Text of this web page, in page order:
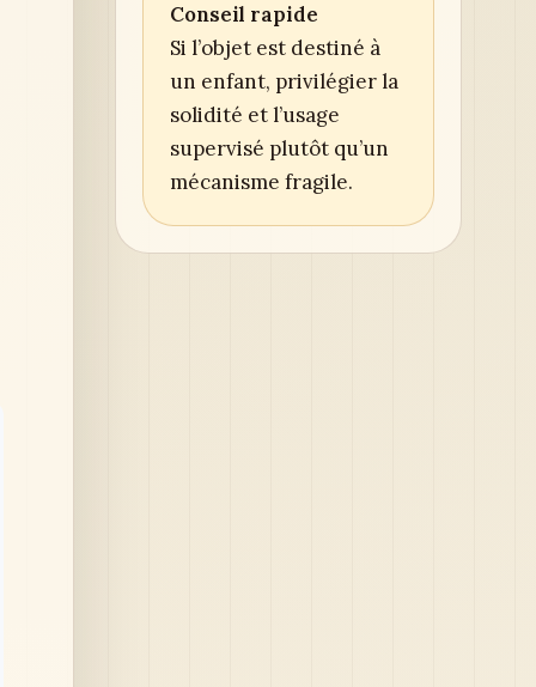
Conseil rapide
Si l’objet est destiné à
un enfant, privilégier la
solidité et l’usage
supervisé plutôt qu’un
mécanisme fragile.